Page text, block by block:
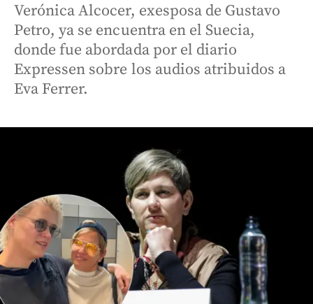
Verónica Alcocer, exesposa de Gustavo
Petro, ya se encuentra en el Suecia,
donde fue abordada por el diario
Expressen sobre los audios atribuidos a
Eva Ferrer.